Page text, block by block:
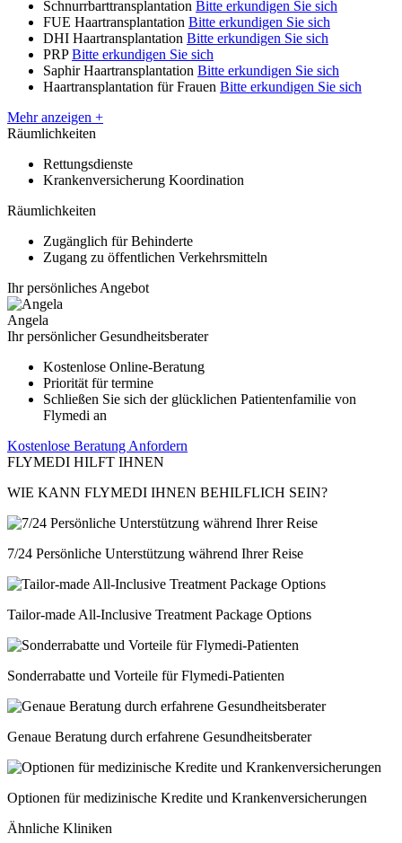
Schnurrbarttransplantation Bitte erkundigen Sie sich
FUE Haartransplantation Bitte erkundigen Sie sich
DHI Haartransplantation Bitte erkundigen Sie sich
PRP Bitte erkundigen Sie sich
Saphir Haartransplantation Bitte erkundigen Sie sich
Haartransplantation für Frauen Bitte erkundigen Sie sich
Mehr anzeigen +
Räumlichkeiten
Rettungsdienste
Krankenversicherung Koordination
Räumlichkeiten
Zugänglich für Behinderte
Zugang zu öffentlichen Verkehrsmitteln
Ihr persönliches Angebot
Angela
Ihr persönlicher Gesundheitsberater
Kostenlose Online-Beratung
Priorität für termine
Schließen Sie sich der glücklichen Patientenfamilie von
Flymedi an
Kostenlose Beratung Anfordern
FLYMEDI HILFT IHNEN
WIE KANN FLYMEDI IHNEN BEHILFLICH SEIN?
7/24 Persönliche Unterstützung während Ihrer Reise
Tailor-made All-Inclusive Treatment Package Options
Sonderrabatte und Vorteile für Flymedi-Patienten
Genaue Beratung durch erfahrene Gesundheitsberater
Optionen für medizinische Kredite und Krankenversicherungen
Ähnliche Kliniken